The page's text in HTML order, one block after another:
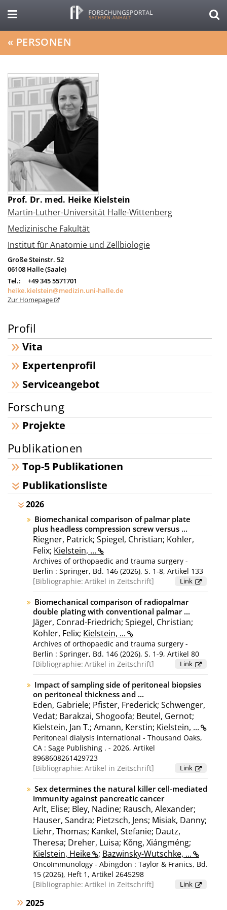
« PERSONEN
Prof. Dr. med. Heike Kielstein
Martin-Luther-Universität Halle-Wittenberg
Medizinische Fakultät
Institut für Anatomie und Zellbiologie
Große Steinstr. 52
06108 Halle (Saale)
Tel.:
+49 345 5571701
heike.kielstein@medizin.uni-halle.de
Zur Homepage
Profil
Vita
Expertenprofil
Serviceangebot
Forschung
Projekte
Publikationen
Top-5 Publikationen
Publikationsliste
2026
Biomechanical comparison of palmar plate
plus headless compression screw versus ...
Riegner, Patrick; Spiegel, Christian; Kohler,
Felix; Kielstein, ...
Archives of orthopaedic and trauma surgery -
Berlin : Springer, Bd. 146 (2026), S. 1-8, Artikel 133
Bibliographie: Artikel in Zeitschrift Link
Biomechanical comparison of radiopalmar
double plating with conventional palmar ...
Jäger, Conrad-Friedrich; Spiegel, Christian;
Kohler, Felix; Kielstein, ...
Archives of orthopaedic and trauma surgery -
Berlin : Springer, Bd. 146 (2026), S. 1-9, Artikel 80
Bibliographie: Artikel in Zeitschrift Link
Impact of sampling side of peritoneal biopsies
on peritoneal thickness and ...
Eden, Gabriele; Pfister, Frederick; Schwenger,
Vedat; Barakzai, Shogoofa; Beutel, Gernot;
Kielstein, Jan T.; Amann, Kerstin; Kielstein, ...
Peritoneal dialysis international - Thousand Oaks,
CA : Sage Publishing . - 2026, Artikel
8968608261429723
Bibliographie: Artikel in Zeitschrift Link
Sex determines the natural killer cell-mediated
immunity against pancreatic cancer
Arlt, Elise; Bley, Nadine; Rausch, Alexander;
Hauser, Sandra; Pietzsch, Jens; Misiak, Danny;
Liehr, Thomas; Kankel, Stefanie; Dautz,
Theresa; Dreher, Luisa; Kǒng, Xiángméng;
Kielstein, Heike
; Bazwinsky-Wutschke, ...
OncoImmunology - Abingdon : Taylor & Franics, Bd.
15 (2026), Heft 1, Artikel 2645298
Bibliographie: Artikel in Zeitschrift Link
2025